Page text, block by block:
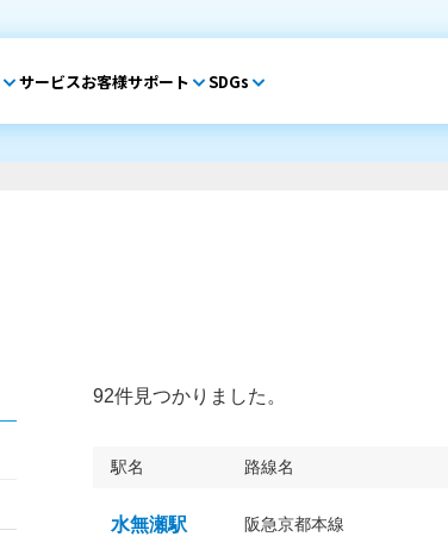
サービスお客様サポート SDGs
92件見つかりました。
駅名 路線名
水無瀬駅 阪急京都本線